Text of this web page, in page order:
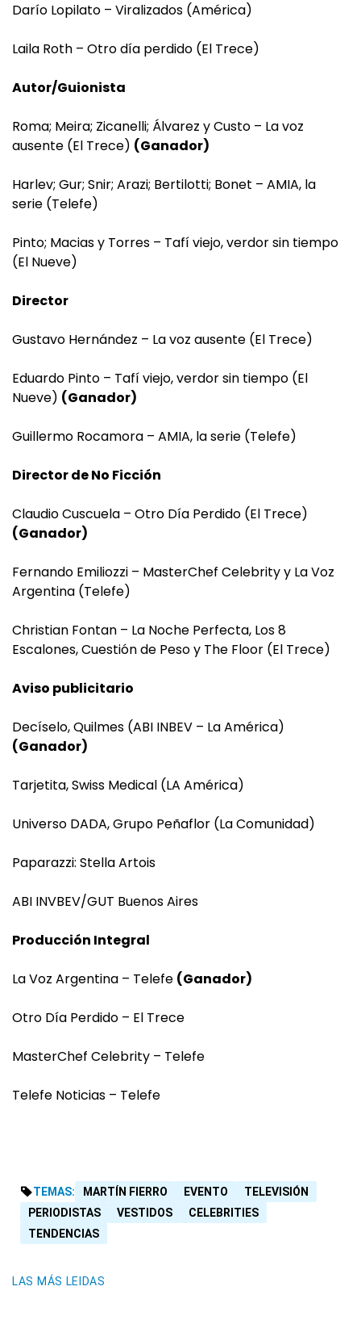
Darío Lopilato – Viralizados (América)
Laila Roth – Otro día perdido (El Trece)
Autor/Guionista
Roma; Meira; Zicanelli; Álvarez y Custo – La voz
ausente (El Trece) (Ganador)
Harlev; Gur; Snir; Arazi; Bertilotti; Bonet – AMIA, la
serie (Telefe)
Pinto; Macias y Torres – Tafí viejo, verdor sin tiempo
(El Nueve)
Director
Gustavo Hernández – La voz ausente (El Trece)
Eduardo Pinto – Tafí viejo, verdor sin tiempo (El
Nueve) (Ganador)
Guillermo Rocamora – AMIA, la serie (Telefe)
Director de No Ficción
Claudio Cuscuela – Otro Día Perdido (El Trece)
(Ganador)
Fernando Emiliozzi – MasterChef Celebrity y La Voz
Argentina (Telefe)
Christian Fontan – La Noche Perfecta, Los 8
Escalones, Cuestión de Peso y The Floor (El Trece)
Aviso publicitario
Decíselo, Quilmes (ABI INBEV – La América)
(Ganador)
Tarjetita, Swiss Medical (LA América)
Universo DADA, Grupo Peñaflor (La Comunidad)
Paparazzi: Stella Artois
ABI INVBEV/GUT Buenos Aires
Producción Integral
La Voz Argentina – Telefe (Ganador)
Otro Día Perdido – El Trece
MasterChef Celebrity – Telefe
Telefe Noticias – Telefe
TEMAS: MARTÍN FIERRO EVENTO
TELEVISIÓN
PERIODISTAS
VESTIDOS
CELEBRITIES
TENDENCIAS
LAS MÁS LEIDAS